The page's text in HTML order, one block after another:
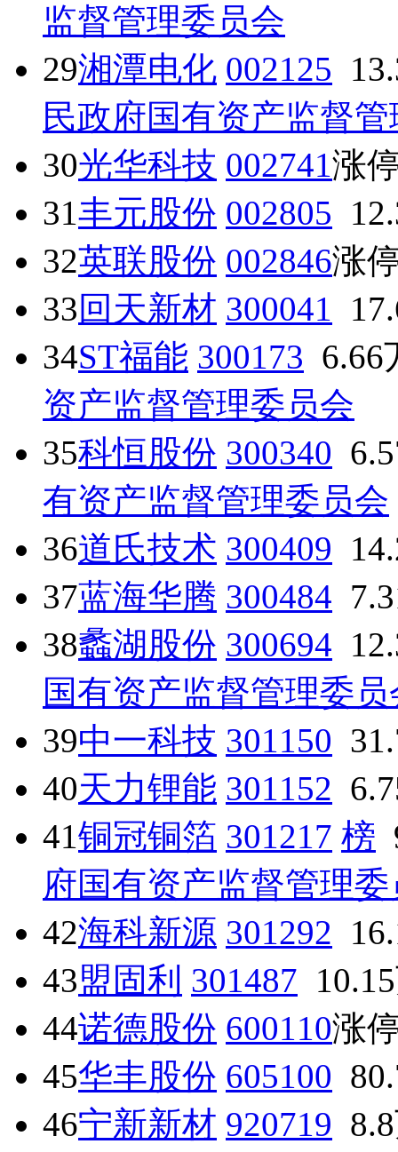
监督管理委员会
29湘潭电化 002125
民政府国有资产监督
30光华科技 002741涨
31丰元股份 002805
32英联股份 002846涨
33回天新材 300041
34ST福能 300173 6.66
资产监督管理委员会
35科恒股份 300340
有资产监督管理委员会
36道氏技术 300409
37蓝海华腾 300484
38蠡湖股份 300694
国有资产监督管理委员
39中一科技 301150
40天力锂能 301152
41铜冠铜箔 301217 榜
府国有资产监督管理
42海科新源 301292
43盟固利 301487
44诺德股份 600110涨
45华丰股份 605100
46宁新新材 920719